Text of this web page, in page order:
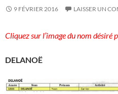
9 FÉVRIER 2016 LAISSER UN
Cliquez sur l’image du nom
DELANOË